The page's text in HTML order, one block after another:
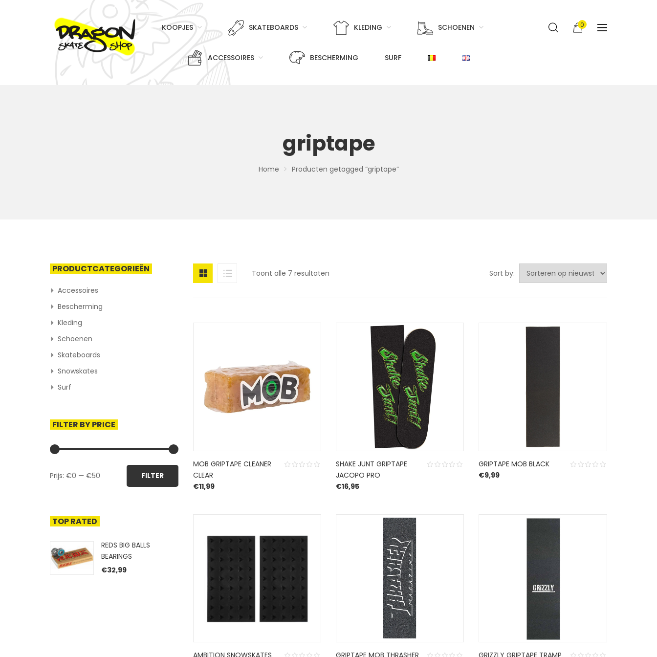
KOOPJES SKATEBOARDS KLEDING SCHOENEN
ACCESSOIRES BESCHERMING SURF
0
griptape
Home Producten getagged “griptape”
PRODUCTCATEGORIEËN
Accessoires
Bescherming
Kleding
Schoenen
Skateboards
Snowskates
Surf
FILTER BY PRICE
prijs
prijs
FILTER
Prijs: €0 — €50
TOP RATED
REDS BIG BALLS
BEARINGS
€32,99
Toont alle 7 resultatenGesorteerd
Sort by:
MOB GRIPTAPE CLEANER
CLEAR
€11,99
SHAKE JUNT GRIPTAPE
JACOPO PRO
€16,95
GRIPTAPE MOB BLACK
€9,99